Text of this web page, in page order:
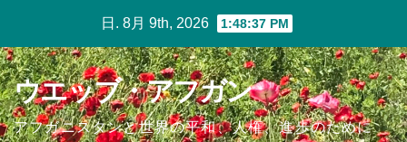
content
日. 8月 9th, 2026 1:48:38 PM
ウエッブ・アフガン
アフガニスタンと世界の平和、人権、進歩のために